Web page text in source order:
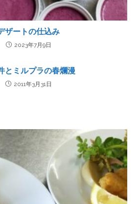
ザートの仕込み
2023年7月9日
とミルプラの春爛漫
2011年3月31日